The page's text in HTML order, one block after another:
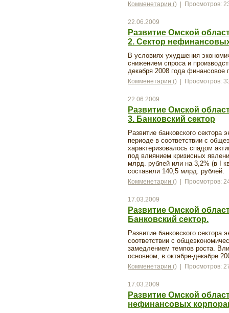
Комменетарии () | Просмотров:
22.06.2009
Развитие Омской
2. Сектор
В условиях ухудшения
снижением спроса и
декабря 2008 года финансовое
Комменетарии () | Просмотров:
22.06.2009
Развитие Омской
3. Банковский сектор
Развитие банковского сектора
периоде в соответствии с
характеризовалось спадом
под влиянием кризисных
млрд. рублей или на 3,2% (в I
составили 140,5 млрд. рублей.
Комменетарии () | Просмотров:
17.03.2009
Развитие Омской
Банковский сектор.
Развитие банковского сектора
соответствии с
замедлением темпов роста.
основном, в октябре-декабре
Комменетарии () | Просмотров:
17.03.2009
Развитие Омской
нефинансовых